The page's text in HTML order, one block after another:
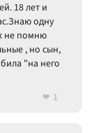
18 лет и
одну
не помню
, но сын,
"на него
1